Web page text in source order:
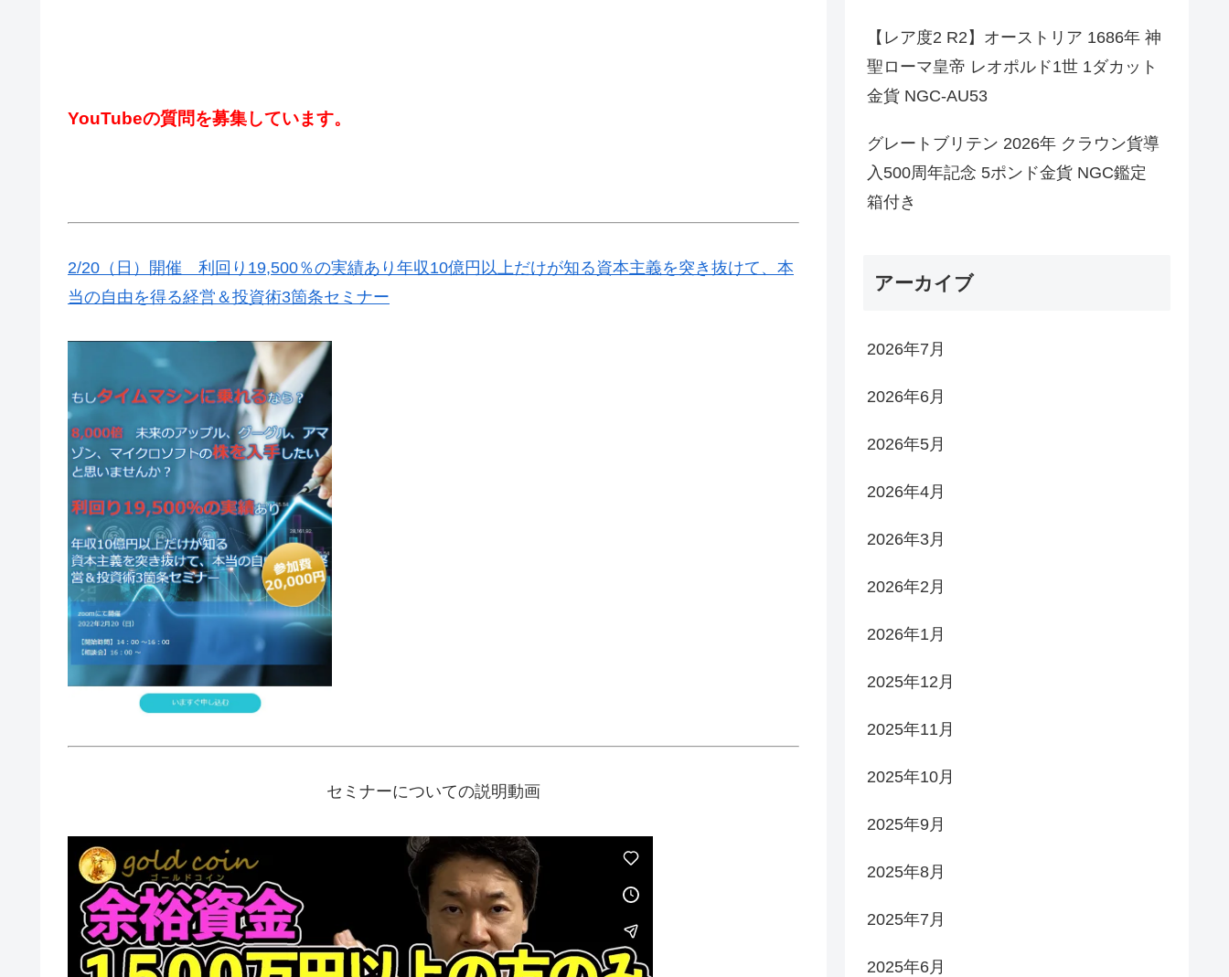
YouTubeの質問を募集しています。
2/20（日）開催 利回り19,500％の実績あり年収10億円以上だけが知る資本主義を突き抜けて、本
当の自由を得る経営＆投資術3箇条セミナー
セミナーについての説明動画
【レア度2 R2】オーストリア 1686年 神
聖ローマ皇帝 レオポルド1世 1ダカット
金貨 NGC-AU53
グレートブリテン 2026年 クラウン貨導
入500周年記念 5ポンド金貨 NGC鑑定
箱付き
アーカイブ
2026年7月
2026年6月
2026年5月
2026年4月
2026年3月
2026年2月
2026年1月
2025年12月
2025年11月
2025年10月
2025年9月
2025年8月
2025年7月
2025年6月